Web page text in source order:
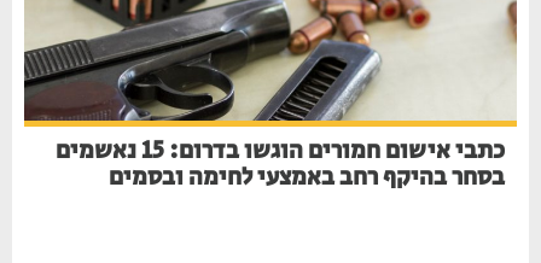
כתבי אישום חמורים הוגשו בדרום: 15 נאשמים
בסחר בהיקף רחב באמצעי לחימה ובסמים